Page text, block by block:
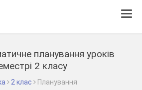
планування уроків
2 класу
2 клас Планування